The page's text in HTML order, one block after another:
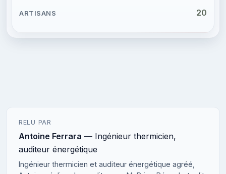
20
RELU PAR
Antoine Ferrara — Ingénieur thermicien,
auditeur énergétique
Ingénieur thermicien et auditeur énergétique agréé,